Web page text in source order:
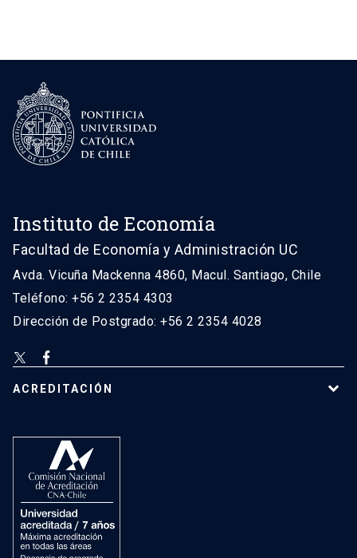
Instituto de Economía
Facultad de Economía y Administración UC
Avda. Vicuña Mackenna 4860, Macul. Santiago, Chile
Teléfono: +56 2 2354 4303
Dirección de Postgrado: +56 2 2354 4028
ACREDITACIÓN